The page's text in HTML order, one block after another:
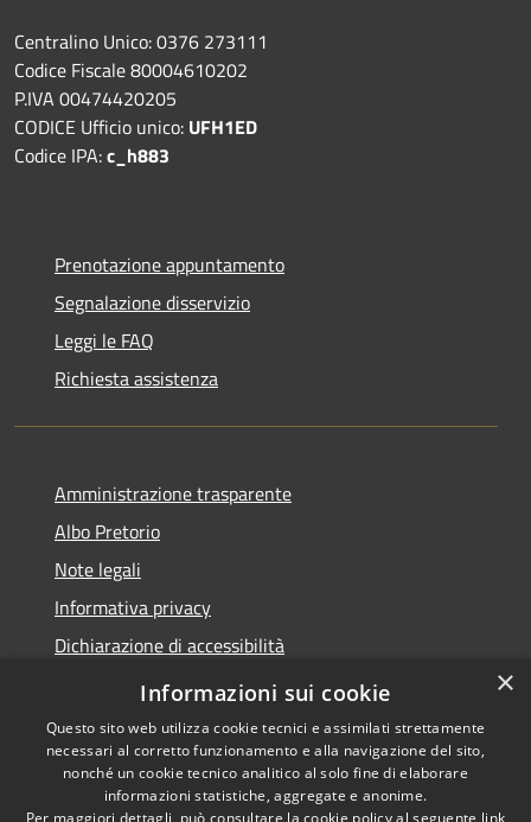
Centralino Unico: 0376 273111
Codice Fiscale 80004610202
P.IVA 00474420205
CODICE Ufficio unico: UFH1ED
Codice IPA:c_h883
Prenotazione appuntamento
Segnalazione disservizio
Leggi le FAQ
Richiesta assistenza
Amministrazione trasparente
Albo Pretorio
Note legali
Informativa privacy
Dichiarazione di accessibilità
Obiettivi di accessibilità
Copyright © 2026 • Comune di
×
Informazioni sui cookie
Questo sito web utilizza cookie tecnici e assimilati strettamente
necessari al corretto funzionamento e alla navigazione del sito,
nonché un cookie tecnico analitico al solo fine di elaborare
informazioni statistiche, aggregate e anonime.
Per maggiori dettagli, può consultare la cookie policy al seguente link